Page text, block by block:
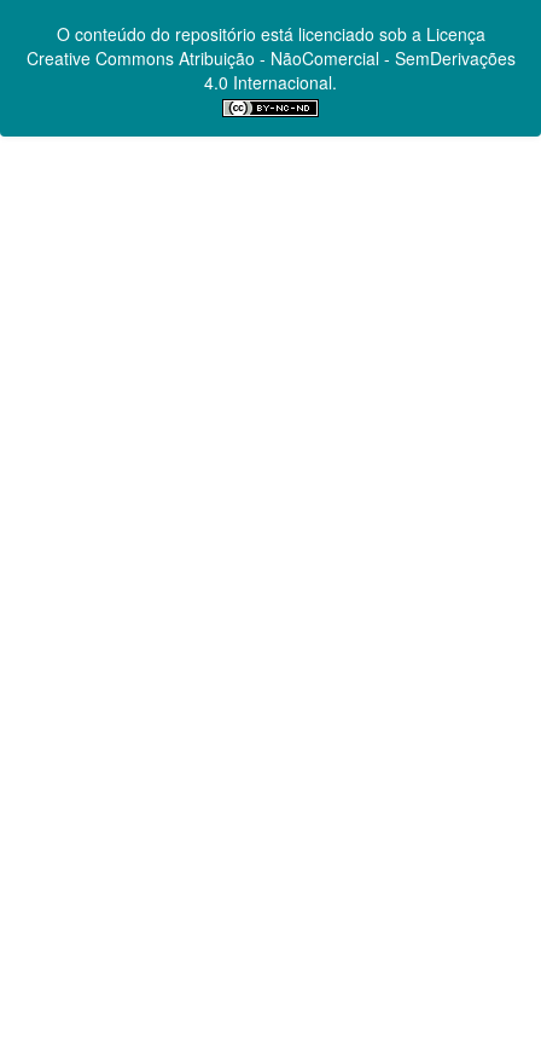
O conteúdo do repositório está licenciado sob a Licença
Creative CommonsAtribuição - NãoComercial - SemDerivações
4.0 Internacional.